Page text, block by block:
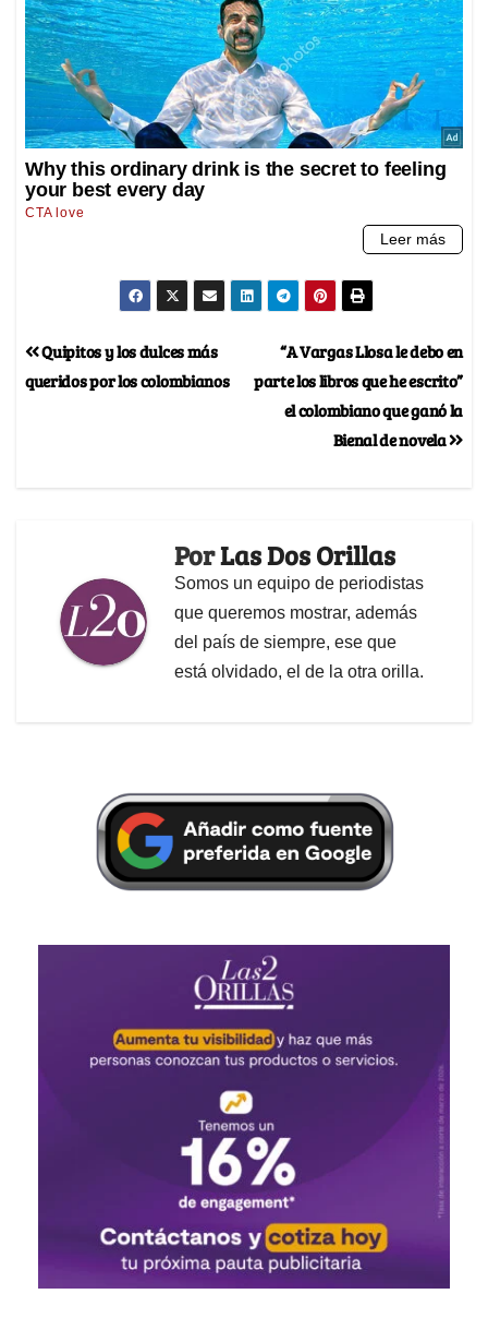
“A Vargas Llosa le debo en
parte los libros que he escrito”
el colombiano que ganó la
Bienal de novela
Quipitos y los dulces más
queridos por los colombianos
PorLas Dos Orillas
Somos un equipo de periodistas
que queremos mostrar, además
del país de siempre, ese que
está olvidado, el de la otra orilla.